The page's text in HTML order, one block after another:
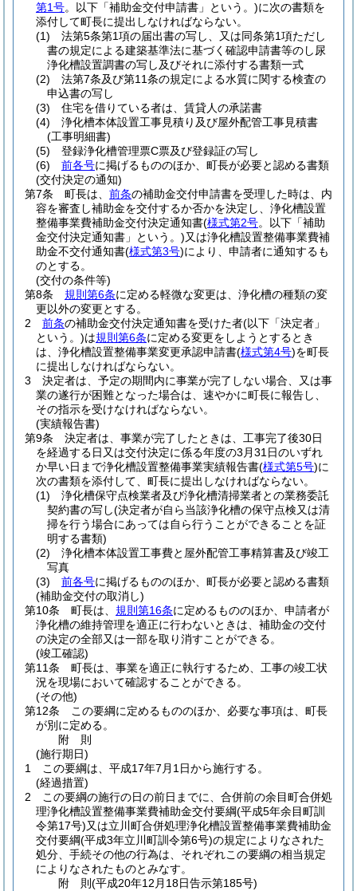
第1号。以下「補助金交付申請書」という。)に次の書類を
添付して町長に提出しなければならない。
(1)
法第5条第1項の届出書の写し、又は同条第1項ただし
書の規定による建築基準法に基づく確認申請書等のし尿
浄化槽設置調書の写し及びそれに添付する書類一式
(2)
法第7条及び第11条の規定による水質に関する検査の
申込書の写し
(3)
住宅を借りている者は、賃貸人の承諾書
(4)
浄化槽本体設置工事見積り及び屋外配管工事見積書
(工事明細書)
(5)
登録浄化槽管理票C票及び登録証の写し
(6)
前各号に掲げるもののほか、町長が必要と認める書類
(交付決定の通知)
第7条
町長は、 前条の補助金交付申請書を受理した時は、内
容を審査し補助金を交付するか否かを決定し、浄化槽設置
整備事業費補助金交付決定通知書(様式第2号。以下「補助
金交付決定通知書」という。)又は浄化槽設置整備事業費補
助金不交付通知書(様式第3号)により、申請者に通知するも
のとする。
(交付の条件等)
第8条
規則第6条に定める軽微な変更は、浄化槽の種類の変
更以外の変更とする。
2
前条の補助金交付決定通知書を受けた者(以下「決定者」
という。)は規則第6条に定める変更をしようとするとき
は、浄化槽設置整備事業変更承認申請書(様式第4号)を町長
に提出しなければならない。
3
決定者は、予定の期間内に事業が完了しない場合、又は事
業の遂行が困難となった場合は、速やかに町長に報告し、
その指示を受けなければならない。
(実績報告書)
第9条
決定者は、事業が完了したときは、工事完了後30日
を経過する日又は交付決定に係る年度の3月31日のいずれ
か早い日まで浄化槽設置整備事業実績報告書(様式第5号)に
次の書類を添付して、町長に提出しなければならない。
(1)
浄化槽保守点検業者及び浄化槽清掃業者との業務委託
契約書の写し(決定者が自ら当該浄化槽の保守点検又は清
掃を行う場合にあっては自ら行うことができることを証
明する書類)
(2)
浄化槽本体設置工事費と屋外配管工事精算書及び竣工
写真
(3)
前各号に掲げるもののほか、町長が必要と認める書類
(補助金交付の取消し)
第10条
町長は、 規則第16条に定めるもののほか、申請者が
浄化槽の維持管理を適正に行わないときは、補助金の交付
の決定の全部又は一部を取り消すことができる。
(竣工確認)
第11条
町長は、事業を適正に執行するため、工事の竣工状
況を現場において確認することができる。
(その他)
第12条
この要綱に定めるもののほか、必要な事項は、町長
が別に定める。
附 則
(施行期日)
1
この要綱は、平成17年7月1日から施行する。
(経過措置)
2
この要綱の施行の日の前日までに、合併前の余目町合併処
理浄化槽設置整備事業費補助金交付要綱(平成5年余目町訓
令第17号)又は立川町合併処理浄化槽設置整備事業費補助金
交付要綱(平成3年立川町訓令第6号)の規定によりなされた
処分、手続その他の行為は、それぞれこの要綱の相当規定
によりなされたものとみなす。
附 則(平成20年12月18日告示第185号)